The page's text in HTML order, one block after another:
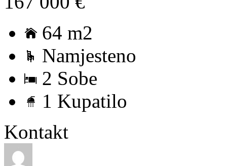
64 m2
Namjesteno
2 Sobe
1 Kupatilo
Kontakt